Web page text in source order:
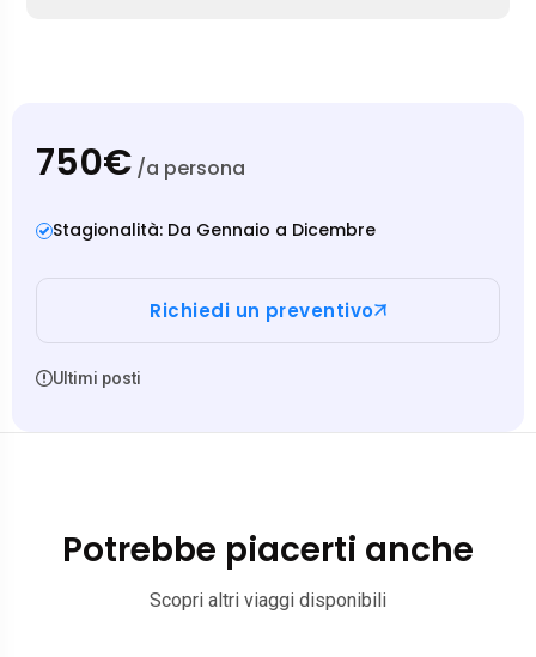
750€ /a persona
Stagionalità: Da Gennaio a Dicembre
Richiedi un preventivo
Ultimi posti
Potrebbe piacerti anche
Scopri altri viaggi disponibili